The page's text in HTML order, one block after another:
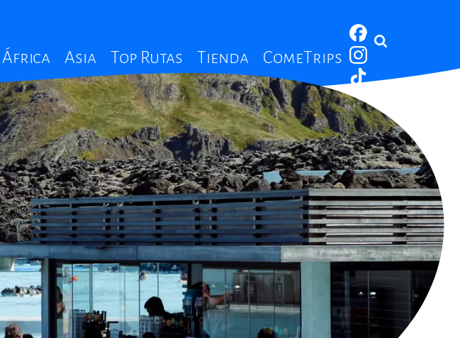
África Asia Top Rutas Tienda ComeTrips